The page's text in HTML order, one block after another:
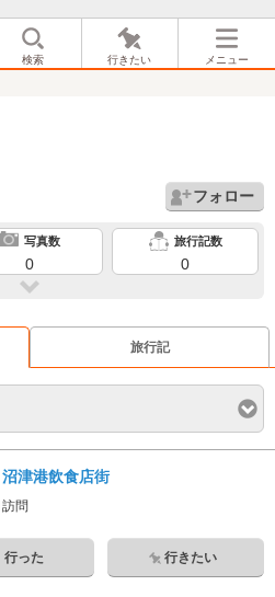
検索 行きたい メニュー
フォロー
写真数
0
旅行記数
0
旅行記
沼津港飲食店街
問
行った 行きたい